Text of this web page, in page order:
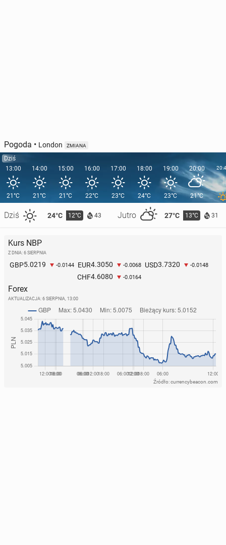
Pogoda • London ZMIANA
Dziś
13:00
21°C
Dziś 24°C 12°C 43 Jutro 27°C 13°C 31
14:00
21°C
15:00
21°C
16:00
22°C
17:00
23°C
18:00
24°C
19:00
23°C
20:00
21°C
Kurs NBP
Z DNIA: 6 SIERPNIA
GBP5.0219 -0.0144 EUR4.3050 -0.0068 USD3.7320 -0.0148
CHF4.6080 -0.0164
Forex
AKTUALIZACJA: 6 SIERPNIA, 13:00
Źródło: currencybeacon.com